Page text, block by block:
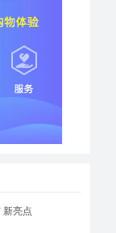
新亮点